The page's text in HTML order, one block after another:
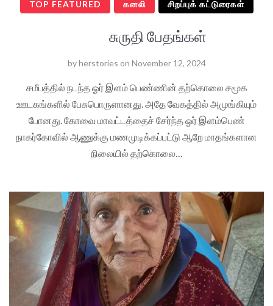
TOP FEATURED கனலி சிறப்புக் கட்டுரைகள்
சுருதி பேதங்கள்
byherstories on November 12, 2024
சமீபத்தில் நடந்த ஓர் இளம் பெண்ணின் தற்கொலை சமூக
ஊடகங்களில் பேசுபொருளானது. அதே வேகத்தில் அமுங்கியும்
போனது. கோவை மாவட்டத்தைச் சேர்ந்த ஓர் இளம்பெண்
நாகர்கோவில் ஆணுக்கு மணமுடிக்கப்பட்டு ஆறே மாதங்களான
நிலையில் தற்கொலை…